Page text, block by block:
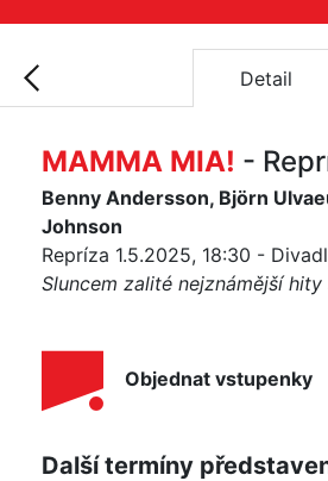
Detail
MAMMA MIA! -
Benny Andersson, Björn
Johnson
Repríza 1.5.2025, 18:30 -
Sluncem zalité nejznámější hity
Objednat vstupenky
Další termíny